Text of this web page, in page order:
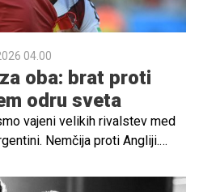
04.00
oba: brat proti
odru sveta
vajeni velikih rivalstev med
Nemčija proti Angliji.
ene same družine.